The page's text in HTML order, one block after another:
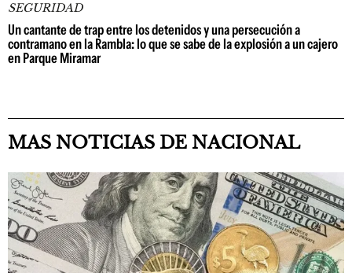
SEGURIDAD
Un cantante de trap entre los detenidos y una persecución a
contramano en la Rambla: lo que se sabe de la explosión a un cajero
en Parque Miramar
MAS NOTICIAS DE NACIONAL